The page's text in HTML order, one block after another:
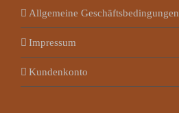
Allgemeine Geschäftsbedingungen
Impressum
Kundenkonto